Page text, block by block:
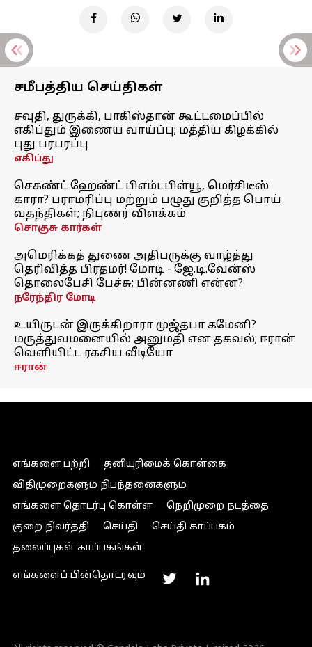
சமீபத்திய செய்திகள்
சவுதி, துருக்கி, பாகிஸ்தான் கூட்டமைப்பில்
எகிப்தும் இணைய வாய்ப்பு; மத்திய கிழக்கில்
புது பரபரப்பு
எகிப்து
செகண்ட் ஹேண்ட் பிஎம்டபிள்யூ, மெர்சிடீஸ்
காரா? பராமரிப்பு மற்றும் பழுது குறித்த பொய்
வதந்திகள்; நிபுணர் விளக்கம்
சொகுசு கார்கள்
அமெரிக்கத் துணை அதிபருக்கு வாழ்த்து
தெரிவித்த பிரதமர்! மோடி - ஜே.டி.வேன்ஸ்
தொலைபேசி பேச்சு; பின்னணி என்ன?
நரேந்திர மோடி
உயிருடன் இருக்கிறாரா முஜ்தபா கமேனி?
மருத்துவமனையில் அனுமதி என தகவல்; ஈரான்
வெளியிட்ட ரகசிய வீடியோ
ஈரான்
எங்களை பற்றி
தனியுரிமைக் கொள்கை
விதிமுறைகளும் நிபந்தனைகளும்
எங்களை தொடர்பு கொள்ள
நெறிமுறை நடத்தை
குறை நிவர்த்தி
செய்தி
செய்தி காப்பகம்
தலைப்புகள் காப்பகங்கள்
எங்களைப் பின்தொடரவும்